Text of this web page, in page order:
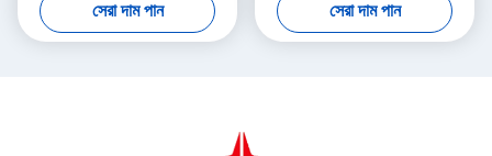
সেরা দাম পান
উৎপাদনশীলতা বাড়ায়
সেরা দাম পান